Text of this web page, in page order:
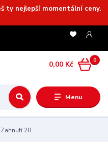
ty nejlepší momentální ceny.
Menu
0
0,00 Kč
Zahnutí 28